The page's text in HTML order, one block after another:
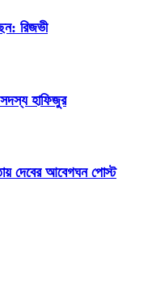
রিজভী
হাফিজুর
দেবের আবেগঘন পোস্ট